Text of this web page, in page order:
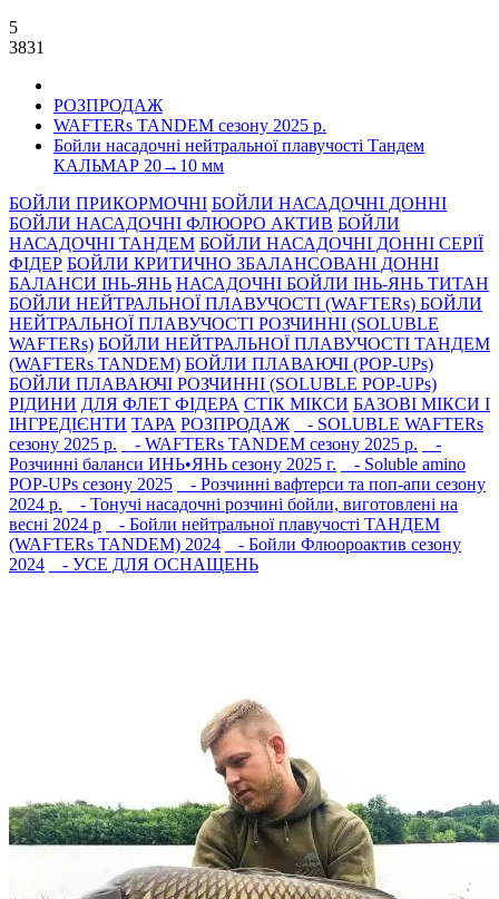
5
3831
РОЗПРОДАЖ
WAFTERs TANDEM сезону 2025 р.
Бойли насадочні нейтральної плавучості Тандем
КАЛЬМАР 20→10 мм
БОЙЛИ ПРИКОРМОЧНI БОЙЛИ НАСАДОЧНI ДОННI
БОЙЛИ НАСАДОЧНІ ФЛЮОРО АКТИВ БОЙЛИ
НАСАДОЧНІ ТАНДЕМ БОЙЛИ НАСАДОЧНI ДОННI СЕРIÏ
ФIДЕР БОЙЛИ КРИТИЧНО ЗБАЛАНСОВАНІ ДОННІ
БАЛАНСИ ІНЬ-ЯНЬ НАСАДОЧНІ БОЙЛИ ІНЬ-ЯНЬ ТИТАН
БОЙЛИ НЕЙТРАЛЬНОÏ ПЛАВУЧОСТI (WAFTERs) БОЙЛИ
НЕЙТРАЛЬНОЇ ПЛАВУЧОСТІ РОЗЧИННІ (SOLUBLE
WAFTERs) БОЙЛИ НЕЙТРАЛЬНОЇ ПЛАВУЧОСТІ ТАНДЕМ
(WAFTERs TANDEM) БОЙЛИ ПЛАВАЮЧІ (POP-UPs)
БОЙЛИ ПЛАВАЮЧI РОЗЧИННI (SOLUBLE POP-UPs)
РIДИНИ ДЛЯ ФЛЕТ ФІДЕРА СТIК МIКСИ БАЗОВІ МІКСИ І
ІНГРЕДІЄНТИ ТАРА РОЗПРОДАЖ
- SOLUBLE WAFTERs
сезону 2025 р.
- WAFTERs TANDEM сезону 2025 р.
-
Розчинні баланси ИНЬ•ЯНЬ сезону 2025 г.
- Soluble amino
POP-UPs сезону 2025
- Розчинні вафтерси та поп-апи сезону
2024 р.
- Тонучі насадочні розчині бойли, виготовлені на
весні 2024 р
- Бойли нейтральної плавучості ТАНДЕМ
(WAFTERs TANDEM) 2024
- Бойли Флюороактив сезону
2024
- УСЕ ДЛЯ ОСНАЩЕНЬ